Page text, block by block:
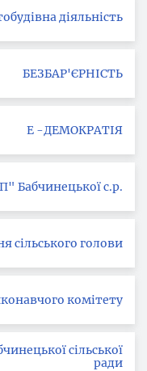
діяльність
БЕЗБАР'ЄРНІСТЬ
Е -ДЕМОКРАТІЯ
Бабчинецької с.р.
сільського голови
комітету
сільської
ради